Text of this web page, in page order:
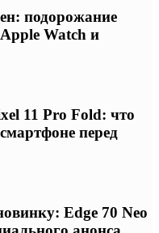
подорожание
Watch и
11 Pro Fold: что
перед
Edge 70 Neo